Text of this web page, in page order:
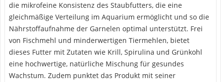
die mikrofeine Konsistenz des Staubfutters, die eine
gleichmäßige Verteilung im Aquarium ermöglicht und so die
Nährstoffaufnahme der Garnelen optimal unterstützt. Frei
von Fischmehl und minderwertigen Tiermehlen, bietet
dieses Futter mit Zutaten wie Krill, Spirulina und Grünkohl
eine hochwertige, natürliche Mischung für gesundes
Wachstum. Zudem punktet das Produkt mit seiner